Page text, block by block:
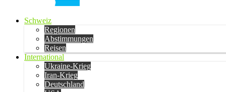
Schweiz
Regionen
Abstimmungen
Reisen
International
Ukraine-Krieg
Iran-Krieg
Deutschland